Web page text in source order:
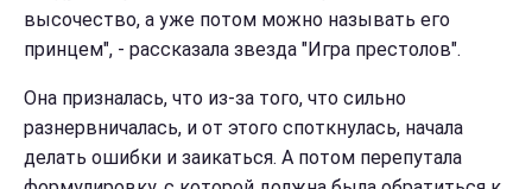
высочество, а уже потом можно называть его
принцем", - рассказала звезда "Игра престолов".
Она призналась, что из-за того, что сильно
разнервничалась, и от этого споткнулась, начала
делать ошибки и заикаться. А потом перепутала